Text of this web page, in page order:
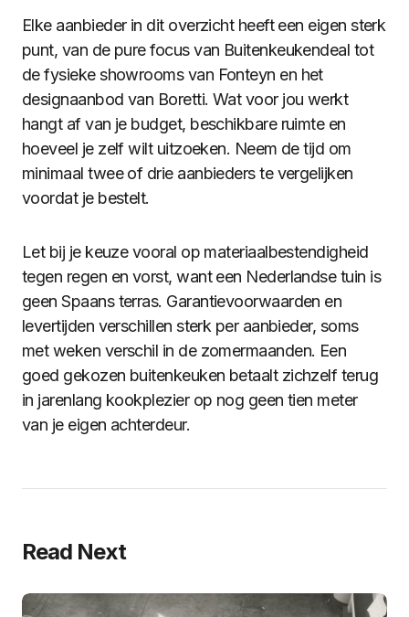
Elke aanbieder in dit overzicht heeft een eigen sterk
punt, van de pure focus van Buitenkeukendeal tot
de fysieke showrooms van Fonteyn en het
designaanbod van Boretti. Wat voor jou werkt
hangt af van je budget, beschikbare ruimte en
hoeveel je zelf wilt uitzoeken. Neem de tijd om
minimaal twee of drie aanbieders te vergelijken
voordat je bestelt.
Let bij je keuze vooral op materiaalbestendigheid
tegen regen en vorst, want een Nederlandse tuin is
geen Spaans terras. Garantievoorwaarden en
levertijden verschillen sterk per aanbieder, soms
met weken verschil in de zomermaanden. Een
goed gekozen buitenkeuken betaalt zichzelf terug
in jarenlang kookplezier op nog geen tien meter
van je eigen achterdeur.
Read Next